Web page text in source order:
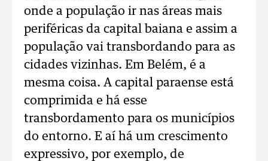
onde a população ir nas áreas mais
periféricas da capital baiana e assim a
população vai transbordando para as
cidades vizinhas. Em Belém, é a
mesma coisa. A capital paraense está
comprimida e há esse
transbordamento para os municípios
do entorno. E aí há um crescimento
expressivo, por exemplo, de